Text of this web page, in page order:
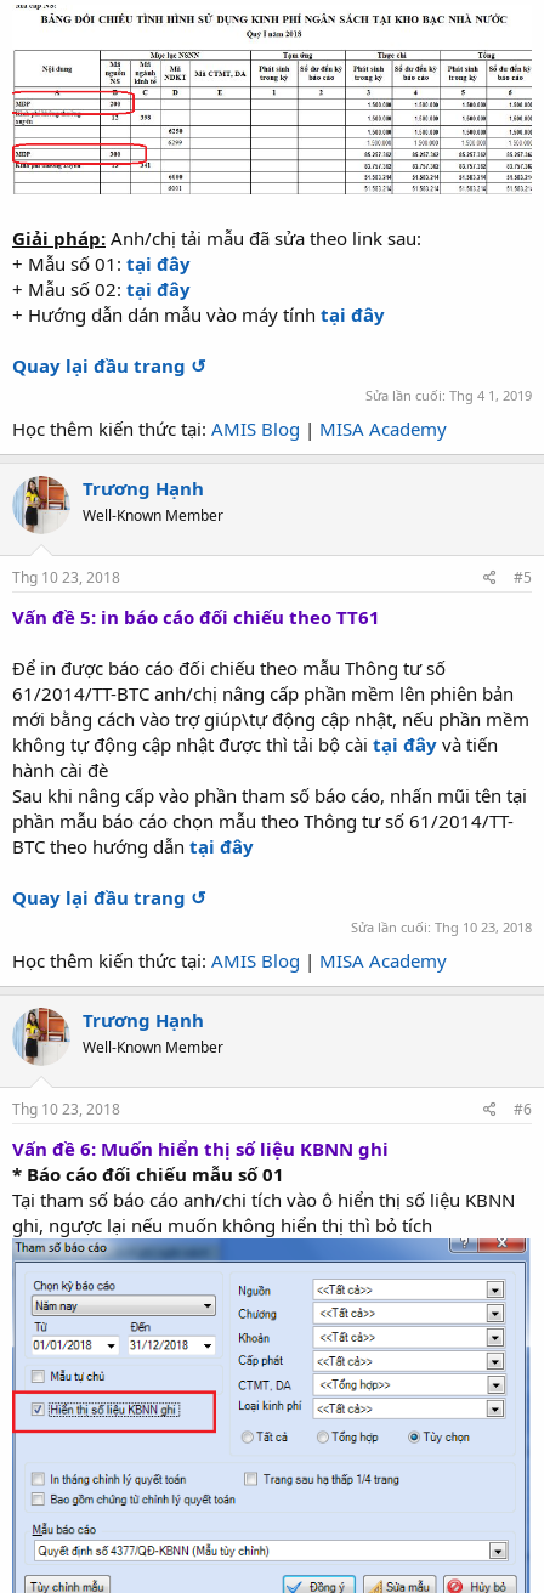
Giải pháp: Anh/chị tải mẫu đã sửa theo link sau:
+ Mẫu số 01: tại đây
+ Mẫu số 02: tại đây
+ Hướng dẫn dán mẫu vào máy tính tại đây
Quay lại đầu trang ↺
Sửa lần cuối: Thg 4 1, 2019
Học thêm kiến thức tại: AMIS Blog | MISA Academy
Trương Hạnh
Well-Known Member
Thg 10 23, 2018 #5
Vấn đề 5: in báo cáo đối chiếu theo TT61
Để in được báo cáo đối chiếu theo mẫu Thông tư số
61/2014/TT-BTC anh/chị nâng cấp phần mềm lên phiên bản
mới bằng cách vào trợ giúp\tự động cập nhật, nếu phần mềm
không tự động cập nhật được thì tải bộ cài tại đây và tiến
hành cài đè
Sau khi nâng cấp vào phần tham số báo cáo, nhấn mũi tên tại
phần mẫu báo cáo chọn mẫu theo Thông tư số 61/2014/TT-
BTC theo hướng dẫn tại đây
Quay lại đầu trang ↺
Sửa lần cuối: Thg 10 23, 2018
Học thêm kiến thức tại: AMIS Blog | MISA Academy
Trương Hạnh
Well-Known Member
Thg 10 23, 2018 #6
Vấn đề 6: Muốn hiển thị số liệu KBNN ghi
* Báo cáo đối chiếu mẫu số 01
Tại tham số báo cáo anh/chi tích vào ô hiển thị số liệu KBNN
ghi, ngược lại nếu muốn không hiển thị thì bỏ tích